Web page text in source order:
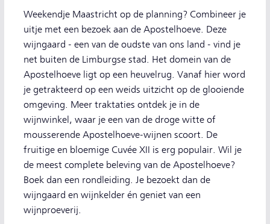
Weekendje Maastricht op de planning? Combineer je
uitje met een bezoek aan de Apostelhoeve. Deze
wijngaard - een van de oudste van ons land - vind je
net buiten de Limburgse stad. Het domein van de
Apostelhoeve ligt op een heuvelrug. Vanaf hier word
je getrakteerd op een weids uitzicht op de glooiende
omgeving. Meer traktaties ontdek je in de
wijnwinkel, waar je een van de droge witte of
mousserende Apostelhoeve-wijnen scoort. De
fruitige en bloemige Cuvée XII is erg populair. Wil je
de meest complete beleving van de Apostelhoeve?
Boek dan een rondleiding. Je bezoekt dan de
wijngaard en wijnkelder én geniet van een
wijnproeverij.